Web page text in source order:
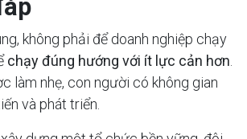
không phải để doanh nghiệp chạy
chạy đúng hướng với ít lực cản hơn
làm nhẹ, con người có không gian
và phát triển.